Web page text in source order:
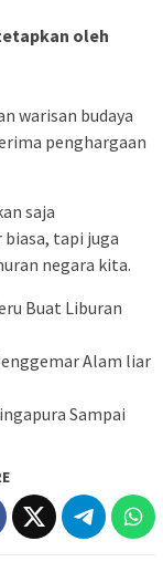
oleh
warisan budaya
penghargaan
saja
tapi juga
negara kita.
Buat Liburan
Alam liar
Sampai